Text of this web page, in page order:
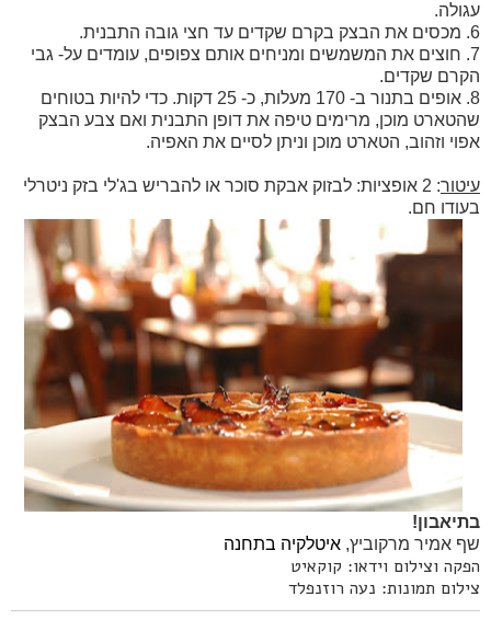
עגולה.
6. מכסים את הבצק בקרם שקדים עד חצי גובה התבנית.
7. חוצים את המשמשים ומניחים אותם צפופים, עומדים על- גבי
הקרם שקדים.
8. אופים בתנור ב- 170 מעלות, כ- 25 דקות. כדי להיות בטוחים
שהטארט מוכן, מרימים טיפה את דופן התבנית ואם צבע הבצק
אפוי וזהוב, הטארט מוכן וניתן לסיים את האפיה.
עיטור
: 2 אופציות: לבזוק אבקת סוכר או להבריש בג'לי בזק ניטרלי
בעודו חם.
בתיאבון!
שף אמיר מרקוביץ, איטלקיה בתחנה
הפקה וצילום וידאו: קוקאיט
צילום תמונות: נעה רוזנפלד